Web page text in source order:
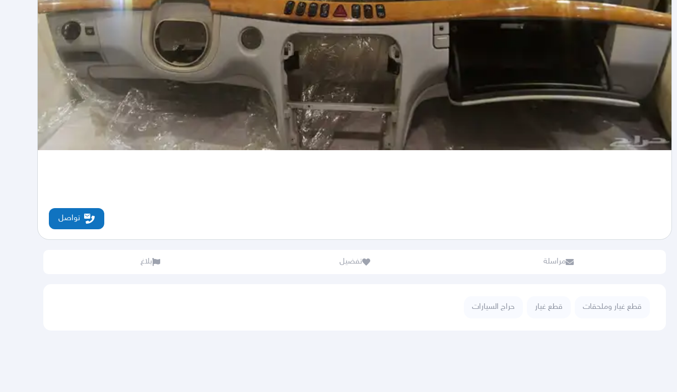
تواصل
مراسلة تفضيل بلاغ
قطع غيار وملحقات قطع غيار حراج السيارات